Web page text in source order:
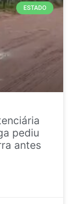
ESTADO
pediu
antes